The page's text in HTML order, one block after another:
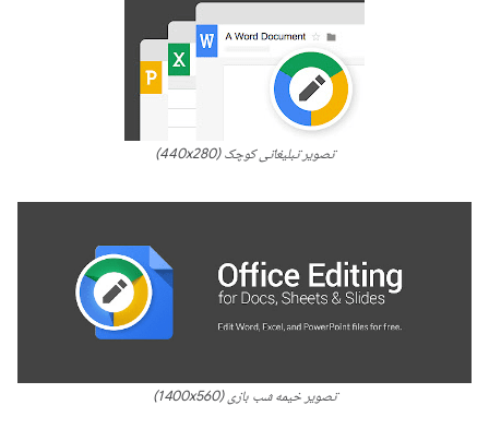
تصویر تبلیغاتی کوچک (440x280)
تصویر خیمه شب بازی (1400x560)